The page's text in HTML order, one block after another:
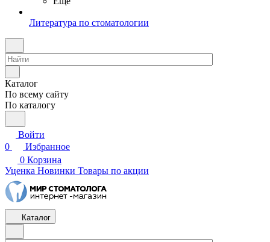
Литература по стоматологии
Каталог
По всему сайту
По каталогу
Войти
0
Избранное
0 Корзина
Уценка Новинки Товары по акции
Каталог